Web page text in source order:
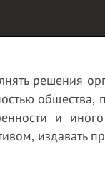
решения
и